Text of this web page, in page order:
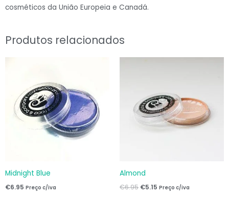
cosméticos da União Europeia e Canadá.
Produtos relacionados
Midnight Blue
€6.95 Preço c/iva
Almond
€6.95
€6.95.
€5.15
€5.15.
Preço c/iva